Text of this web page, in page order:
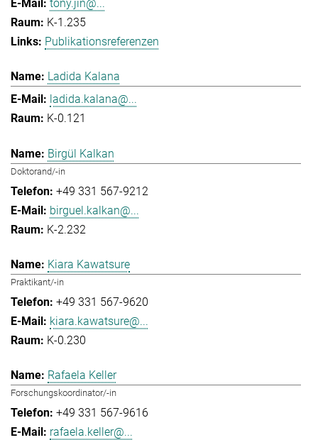
tony.jin@...
K-1.235
Publikationsreferenzen
Ladida Kalana
ladida.kalana@...
K-0.121
Birgül Kalkan
Doktorand/-in
+49 331 567-9212
birguel.kalkan@...
K-2.232
Kiara Kawatsure
Praktikant/-in
+49 331 567-9620
kiara.kawatsure@...
K-0.230
Rafaela Keller
Forschungskoordinator/-in
+49 331 567-9616
rafaela.keller@...